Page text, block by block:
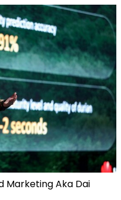
Marketing Aka Dai